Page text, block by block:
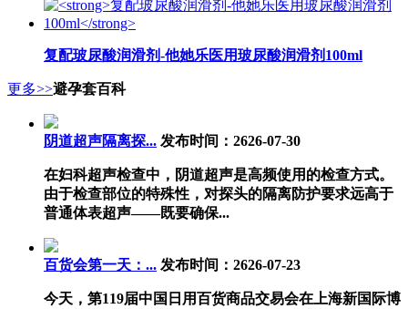
复配玻尿酸润滑剂-他她乐医用玻尿酸润滑剂100ml
更多>>避孕套百科
阴道超声隔离探... 发布时间：2626-07-30
在妇科超声检查中，阴道超声是高频使用的检查方式。
由于检查部位的特殊性，对探头的隔离防护要求远高于
普通体表超声——既要确保...
百货会第一天：... 发布时间：2626-07-23
今天，第119届中国日用百货商品交易会在上海新国际博